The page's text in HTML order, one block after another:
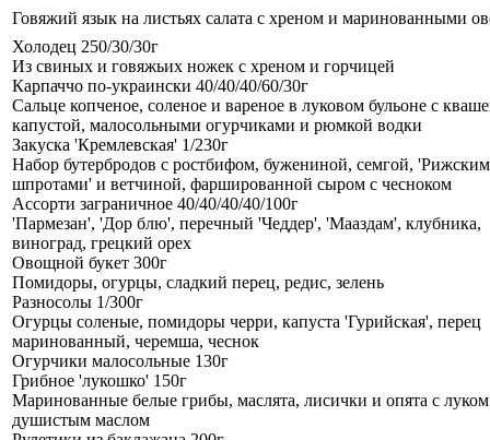
Говяжий язык на листьях салата с хреном и маринованными
Холодец 250/30/30г
Из свиных и говяжьих ножек с хреном и горчицей
Карпаччо по-украински 40/40/40/60/30г
Сальце копченое, соленое и вареное в луковом бульоне с
капустой, малосоль­ными огурчиками и рюмкой водки
Закуска 'Кремлевская' 1/230г
Набор бутербродов с ростбифом, бужениной, семгой,
шпротами' и ветчиной, фаршированной сыром с чесноком
Ассорти заграничное 40/40/40/40/100г
'Пармезан', 'Дор блю', перечный 'Чеддер', 'Мааздам', клубника,
виноград, грецкий орех
Овощной букет 300г
Помидоры, огурцы, сладкий перец, редис, зелень
Разносолы 1/300г
Огурцы соленые, помидоры черри, капуста 'Гурийская', перец
маринованный, черемша, чеснок
Огурчики малосольные 130г
Грибное 'лукошко' 150г
Маринованные белые грибы, маслята, лисички и опята с
душистым маслом